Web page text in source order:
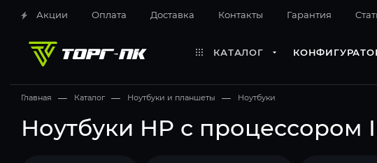
Акции Оплата Доставка Контакты Гарантия
КАТАЛОГ
Главная — Каталог — Ноутбуки и планшеты — Ноутбуки
Ноутбуки HP с процессором